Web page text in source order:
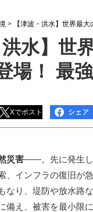
> 【津波・洪水】世界最大
洪水】世
場！ 最
Xでポスト
災害――。先に発生し
、インフラの復旧が
なり、堤防や放水路
備え、被害を最小限